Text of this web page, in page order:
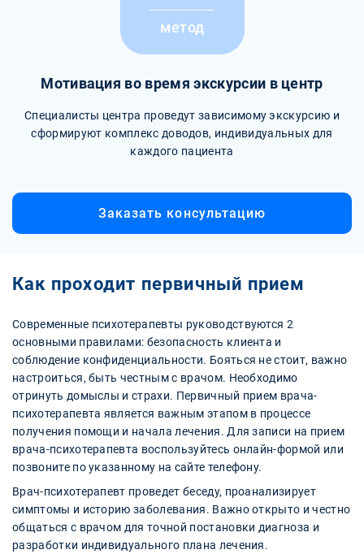
метод
Мотивация во время экскурсии в центр
Специалисты центра проведут зависимому экскурсию и
сформируют комплекс доводов, индивидуальных для
каждого пациента
Заказать консультацию
Как проходит первичный прием
Современные психотерапевты руководствуются 2
основными правилами: безопасность клиента и
соблюдение конфиденциальности. Бояться не стоит, важно
настроиться, быть честным с врачом. Необходимо
отринуть домыслы и страхи. Первичный прием врача-
психотерапевта является важным этапом в процессе
получения помощи и начала лечения. Для записи на прием
врача-психотерапевта воспользуйтесь онлайн-формой или
позвоните по указанному на сайте телефону.
Врач-психотерапевт проведет беседу, проанализирует
симптомы и историю заболевания. Важно открыто и честно
общаться с врачом для точной постановки диагноза и
разработки индивидуального плана лечения.